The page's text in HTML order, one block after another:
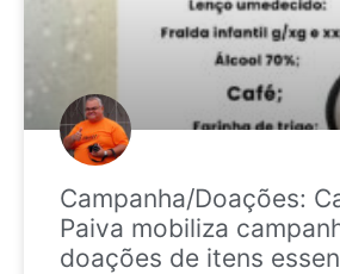
Campanha/Doações:
Paiva mobiliza
doações de itens